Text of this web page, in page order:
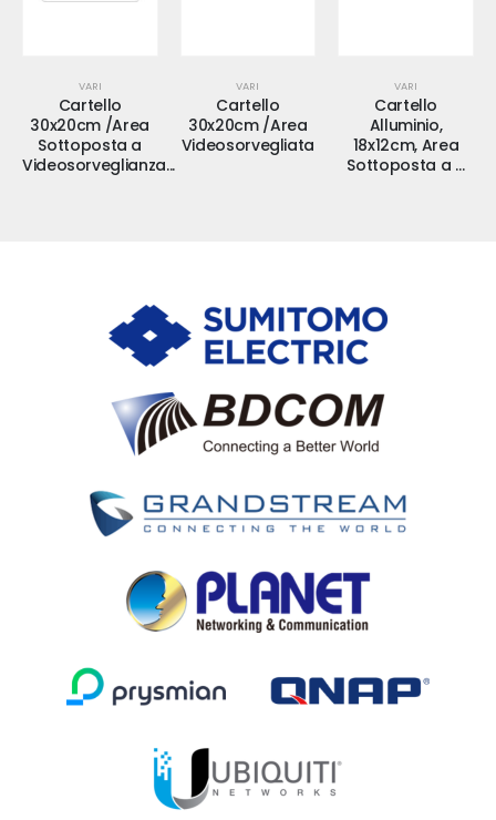
VARI
Cartello
30x20cm /Area
Sottoposta a
Videosorveglianza...
VARI
Cartello
30x20cm /Area
Videosorvegliata
VARI
Cartello
Alluminio,
18x12cm, Area
Sottoposta a …